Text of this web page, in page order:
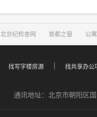
北京纪检查网 首都之窗 公寓
找写字楼房源 找共享办公
通讯地址：北京市朝阳区